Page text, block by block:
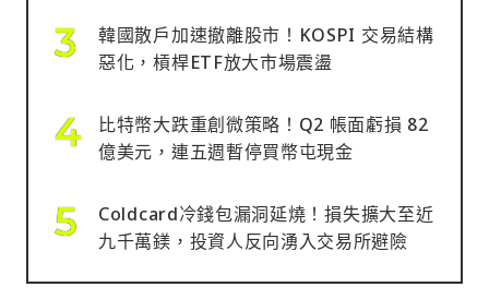
韓國散戶加速撤離股市！KOSPI 交易結構
惡化，槓桿ETF放大市場震盪
比特幣大跌重創微策略！Q2 帳面虧損 82
億美元，連五週暫停買幣屯現金
Coldcard冷錢包漏洞延燒！損失擴大至近
九千萬鎂，投資人反向湧入交易所避險